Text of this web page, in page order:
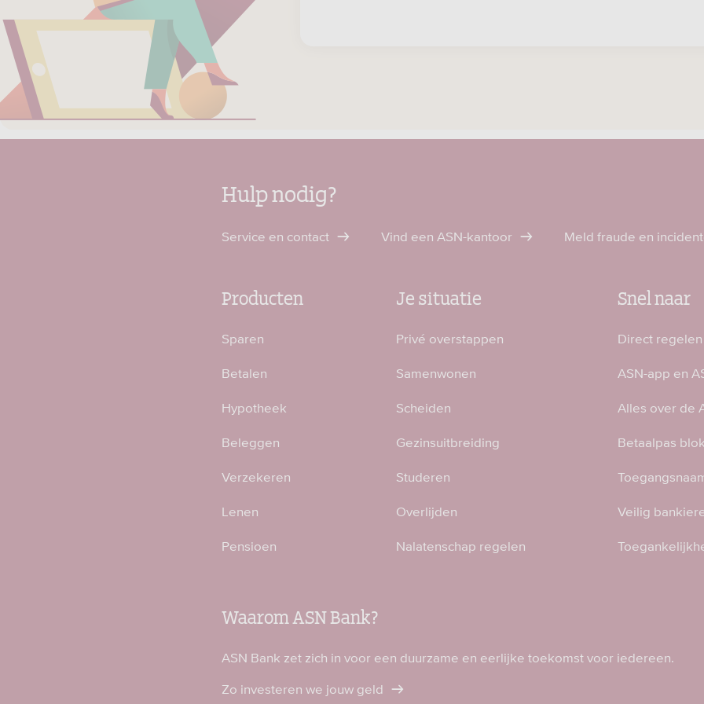
Hulp nodig?
Service en contact Vind een ASN-kantoor Meld fraude en
Producten
Sparen
Betalen
Hypotheek
Beleggen
Verzekeren
Lenen
Pensioen
Je situatie
Privé overstappen
Samenwonen
Scheiden
Gezinsuitbreiding
Studeren
Overlijden
Nalatenschap regelen
Snel naar
Direct regelen
ASN-app en
Alles over de
Betaalpas
Veilig
Waarom ASN Bank?
ASN Bank zet zich in voor een duurzame en eerlijke toekomst voor iedereen.
Zo investeren we jouw geld